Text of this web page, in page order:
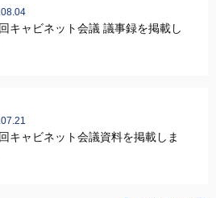
キャビネット会議 議事録を掲載し
キャビネット会議資料を掲載しま